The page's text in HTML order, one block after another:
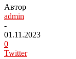
Автор
admin
-
01.11.2023
0
Twitter